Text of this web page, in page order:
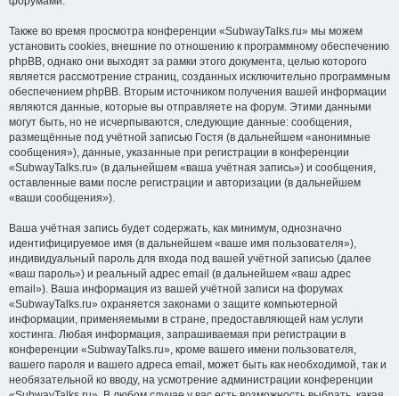
Также во время просмотра конференции «SubwayTalks.ru» мы можем
установить cookies, внешние по отношению к программному обеспечению
phpBB, однако они выходят за рамки этого документа, целью которого
является рассмотрение страниц, созданных исключительно программным
обеспечением phpBB. Вторым источником получения вашей информации
являются данные, которые вы отправляете на форум. Этими данными
могут быть, но не исчерпываются, следующие данные: сообщения,
размещённые под учётной записью Гостя (в дальнейшем «анонимные
сообщения»), данные, указанные при регистрации в конференции
«SubwayTalks.ru» (в дальнейшем «ваша учётная запись») и сообщения,
оставленные вами после регистрации и авторизации (в дальнейшем
«ваши сообщения»).
Ваша учётная запись будет содержать, как минимум, однозначно
идентифицируемое имя (в дальнейшем «ваше имя пользователя»),
индивидуальный пароль для входа под вашей учётной записью (далее
«ваш пароль») и реальный адрес email (в дальнейшем «ваш адрес
email»). Ваша информация из вашей учётной записи на форумах
«SubwayTalks.ru» охраняется законами о защите компьютерной
информации, применяемыми в стране, предоставляющей нам услуги
хостинга. Любая информация, запрашиваемая при регистрации в
конференции «SubwayTalks.ru», кроме вашего имени пользователя,
вашего пароля и вашего адреса email, может быть как необходимой, так и
необязательной ко вводу, на усмотрение администрации конференции